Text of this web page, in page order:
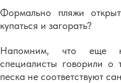
Формально пляжи
купаться и загорать?
Напомним, что еще
специалисты говорили
песка не соответствуют